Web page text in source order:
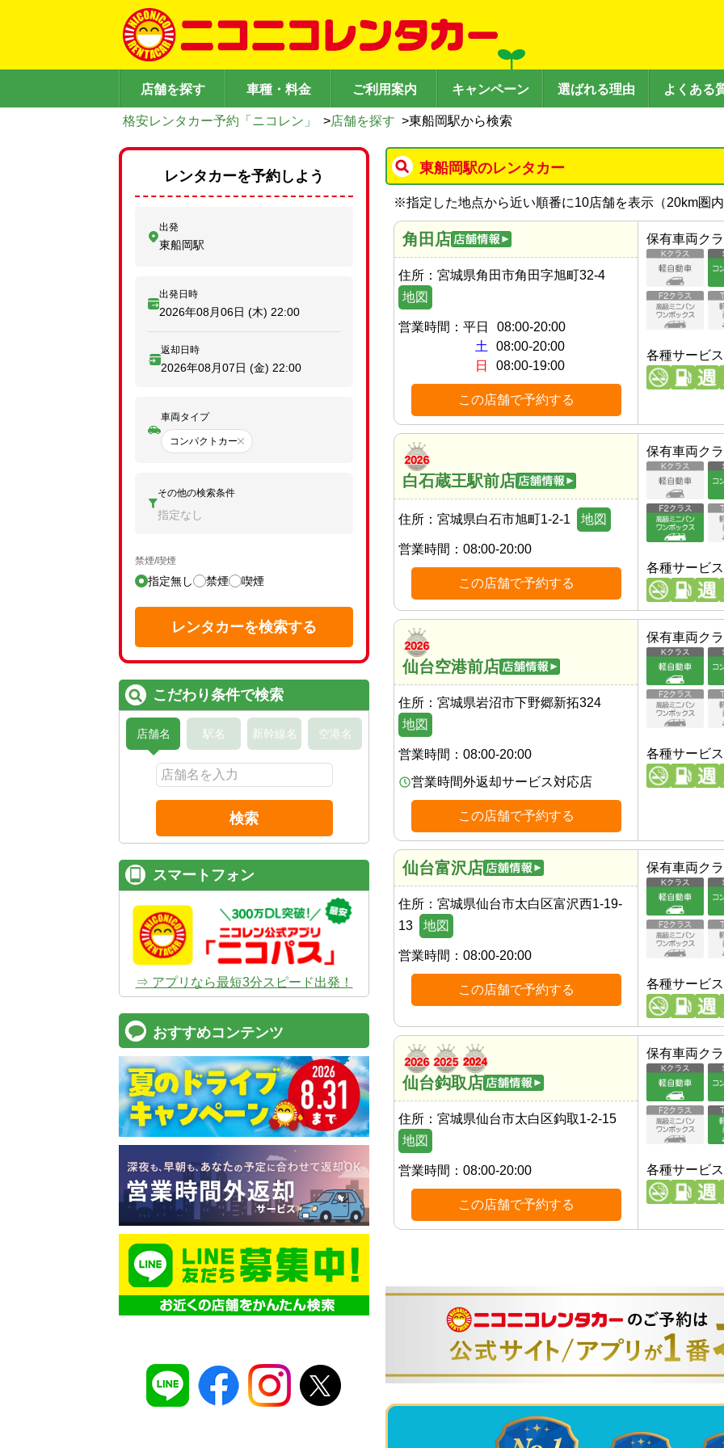
店舗を探す 車種・料金 ご利用案内 キャンペーン 選ばれる理由 よくある
格安レンタカー予約「ニコレン」 >店舗を探す >東船岡駅から検索
東船岡駅のレンタカー
※指定した地点から近い順番に10店舗を表示（20km圏
角田店
住所： 宮城県角田市角田字旭町32-4
地図
営業時間： 平日
08:00-20:00
土
08:00-20:00
日
08:00-19:00
この店舗で予約する
保有車両ク
各種サービス
白石蔵王駅前店
住所： 宮城県白石市旭町1-2-1 地図
営業時間： 08:00-20:00
この店舗で予約する
保有車両ク
各種サービス
仙台空港前店
住所： 宮城県岩沼市下野郷新拓324
地図
営業時間： 08:00-20:00
営業時間外返却サービス対応店
この店舗で予約する
保有車両ク
各種サービス
仙台富沢店
住所： 宮城県仙台市太白区富沢西1-19-
13
地図
営業時間： 08:00-20:00
この店舗で予約する
保有車両ク
各種サービス
仙台鈎取店
住所： 宮城県仙台市太白区鈎取1-2-15
地図
営業時間： 08:00-20:00
この店舗で予約する
保有車両ク
各種サービス
レンタカーを予約しよう
出発
東船岡駅
出発日時
2026年08月06日 (木) 22:00
返却日時
2026年08月07日 (金) 22:00
車両タイプ
コンパクトカー
その他の検索条件
指定なし
禁煙/喫煙
指定無し 禁煙 喫煙
レンタカーを検索する
こだわり条件で検索
店舗名 駅名 新幹線名 空港名
検索
スマートフォン
⇒ アプリなら最短3分スピード出発！
おすすめコンテンツ